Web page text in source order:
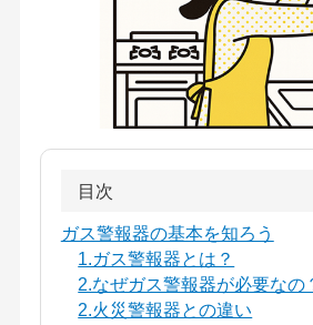
目次
ガス警報器の基本を知ろう
1.ガス警報器とは？
2.なぜガス警報器が必要なの
2.火災警報器との違い